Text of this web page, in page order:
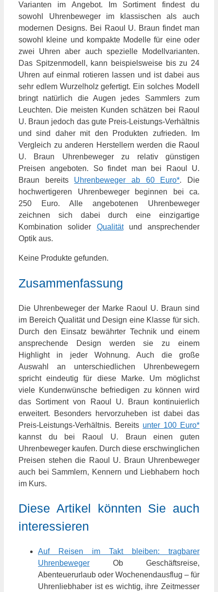
Varianten im Angebot. Im Sortiment findest du
sowohl Uhrenbeweger im klassischen als auch
modernen Designs. Bei Raoul U. Braun findet man
sowohl kleine und kompakte Modelle für eine oder
zwei Uhren aber auch spezielle Modellvarianten.
Das Spitzenmodell, kann beispielsweise bis zu 24
Uhren auf einmal rotieren lassen und ist dabei aus
sehr edlem Wurzelholz gefertigt. Ein solches Modell
bringt natürlich die Augen jedes Sammlers zum
Leuchten. Die meisten Kunden schätzen bei Raoul
U. Braun jedoch das gute Preis-Leistungs-Verhältnis
und sind daher mit den Produkten zufrieden. Im
Vergleich zu anderen Herstellern werden die Raoul
U. Braun Uhrenbeweger zu relativ günstigen
Preisen angeboten. So findet man bei Raoul U.
Braun bereits Uhrenbeweger ab 60 Euro*. Die
hochwertigeren Uhrenbeweger beginnen bei ca.
250 Euro. Alle angebotenen Uhrenbeweger
zeichnen sich dabei durch eine einzigartige
Kombination solider Qualitätund ansprechender
Optik aus.
Keine Produkte gefunden.
Zusammenfassung
Die Uhrenbeweger der Marke Raoul U. Braun sind
im Bereich Qualität und Design eine Klasse für sich.
Durch den Einsatz bewährter Technik und einem
ansprechende Design werden sie zu einem
Highlight in jeder Wohnung. Auch die große
Auswahl an unterschiedlichen Uhrenbewegern
spricht eindeutig für diese Marke. Um möglichst
viele Kundenwünsche befriedigen zu können wird
das Sortiment von Raoul U. Braun kontinuierlich
erweitert. Besonders hervorzuheben ist dabei das
Preis-Leistungs-Verhältnis. Bereits unter 100 Euro*
kannst du bei Raoul U. Braun einen guten
Uhrenbeweger kaufen. Durch diese erschwinglichen
Preisen stehen die Raoul U. Braun Uhrenbeweger
auch bei Sammlern, Kennern und Liebhabern hoch
im Kurs.
Diese Artikel könnten Sie auch
interessieren
Auf Reisen im Takt bleiben: tragbarer
Uhrenbeweger Ob Geschäftsreise,
Abenteuerurlaub oder Wochenendausflug – für
Uhrenliebhaber ist es wichtig, ihre Zeitmesser